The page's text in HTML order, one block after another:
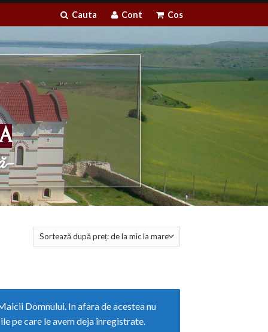
Cos
Cont
Cauta
Domnului. In afara de acestea nu
pe care le avem deja înregistrate.